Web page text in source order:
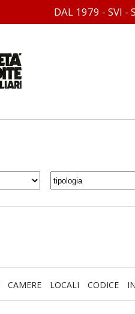
DAL 1979 - SVI -
CAMERE LOCALI CODICE